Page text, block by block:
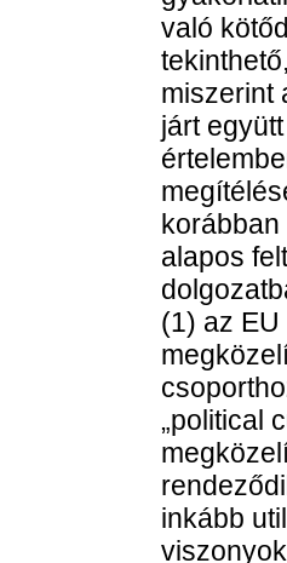
való
miszerint
járt
alapos
(1) az
„political
inkább